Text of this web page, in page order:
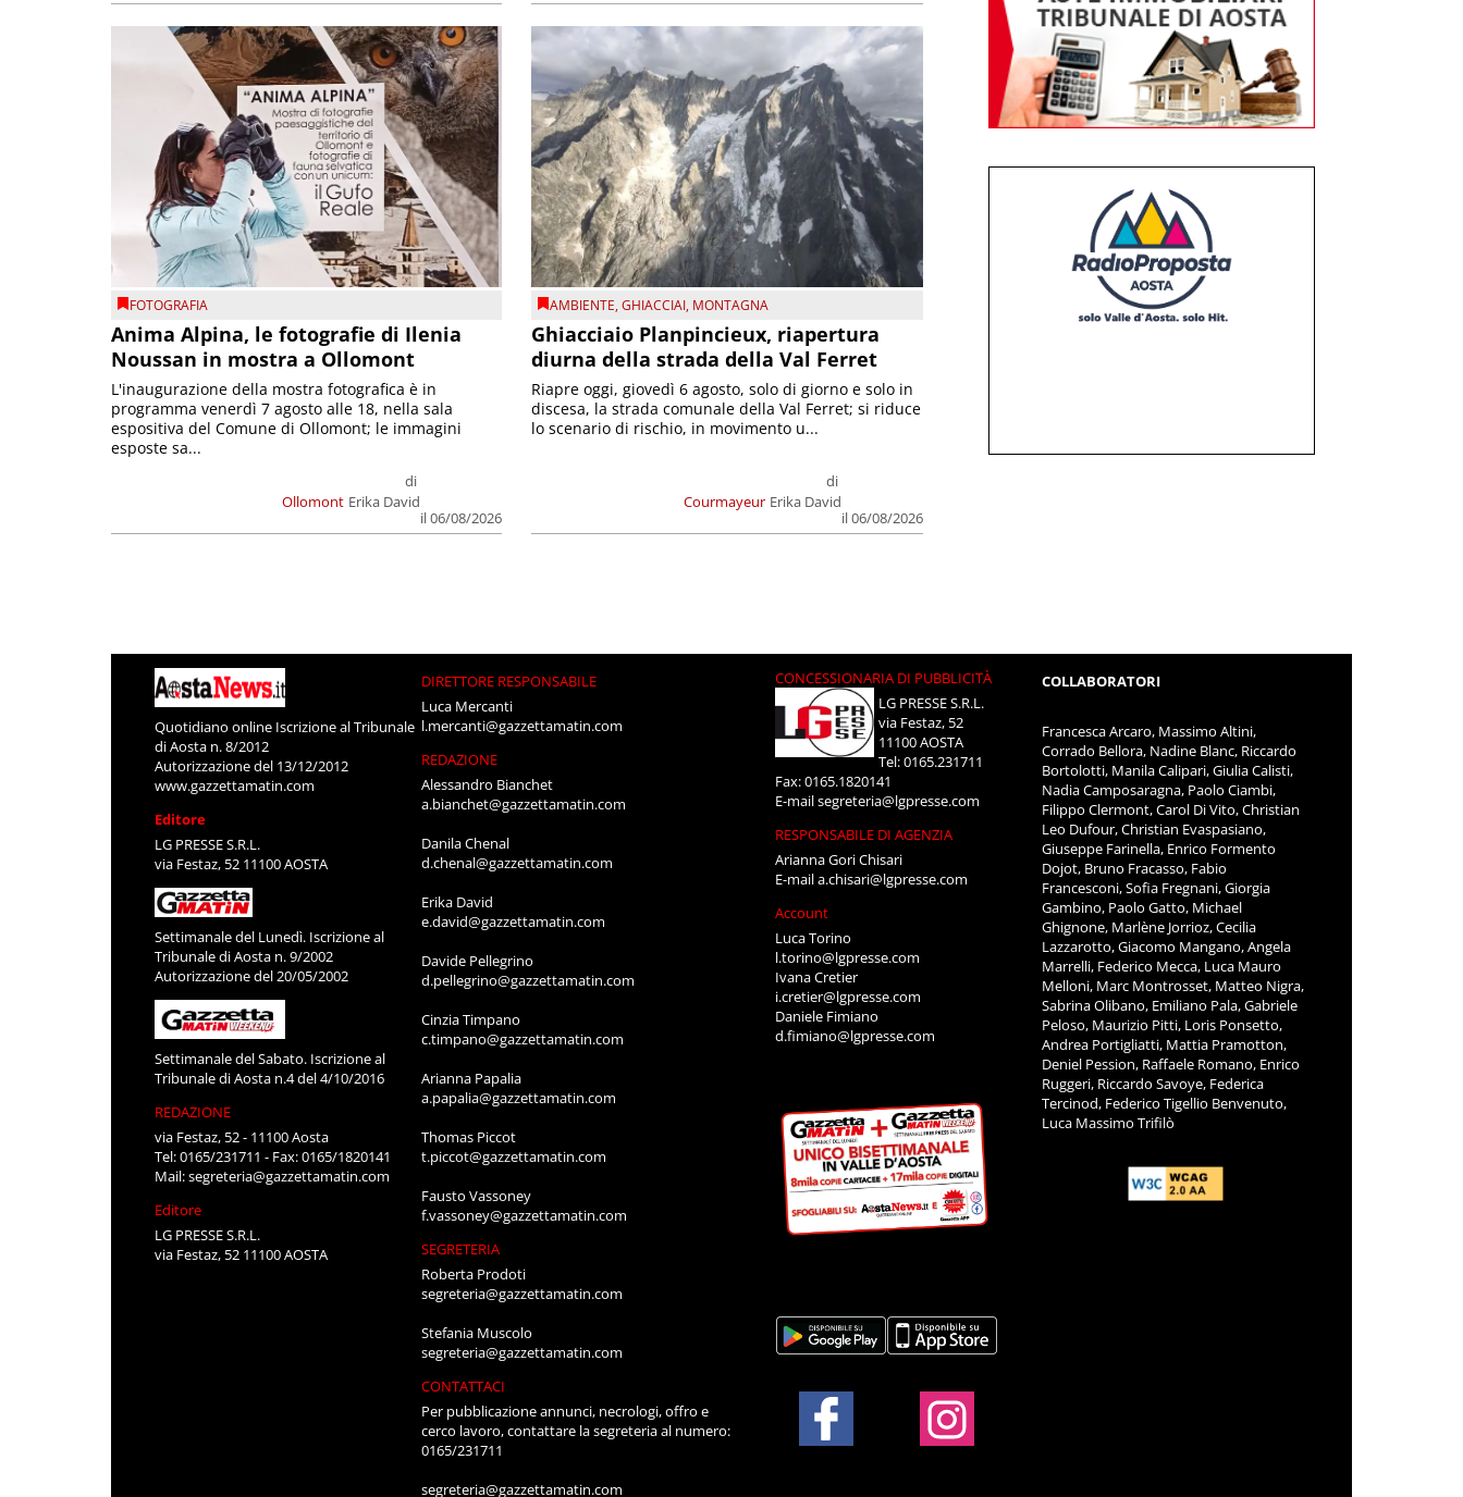
FOTOGRAFIA
Anima Alpina, le fotografie di Ilenia
Noussan in mostra a Ollomont
Ollomont
di
Erika David
il 06/08/2026
L'inaugurazione della mostra fotografica è in
programma venerdì 7 agosto alle 18, nella sala
espositiva del Comune di Ollomont; le immagini
esposte sa...
AMBIENTE,GHIACCIAI, MONTAGNA
Ghiacciaio Planpincieux, riapertura
diurna della strada della Val Ferret
Courmayeur
di
Erika David
il 06/08/2026
Riapre oggi, giovedì 6 agosto, solo di giorno e solo in
discesa, la strada comunale della Val Ferret; si riduce
lo scenario di rischio, in movimento u...
Quotidiano online Iscrizione al Tribunale
di Aosta n. 8/2012
Autorizzazione del 13/12/2012
www.gazzettamatin.com
Editore
LG PRESSE S.R.L.
via Festaz, 52 11100 AOSTA
Settimanale del Lunedì. Iscrizione al
Tribunale di Aosta n. 9/2002
Autorizzazione del 20/05/2002
Settimanale del Sabato. Iscrizione al
Tribunale di Aosta n.4 del 4/10/2016
REDAZIONE
via Festaz, 52 - 11100 Aosta
Tel: 0165/231711 - Fax: 0165/1820141
Mail:segreteria@gazzettamatin.com
Editore
LG PRESSE S.R.L.
via Festaz, 52 11100 AOSTA
DIRETTORE RESPONSABILE
Luca Mercanti
l.mercanti@gazzettamatin.com
REDAZIONE
Alessandro Bianchet
a.bianchet@gazzettamatin.com
Danila Chenal
d.chenal@gazzettamatin.com
Erika David
e.david@gazzettamatin.com
Davide Pellegrino
d.pellegrino@gazzettamatin.com
Cinzia Timpano
c.timpano@gazzettamatin.com
Arianna Papalia
a.papalia@gazzettamatin.com
Thomas Piccot
t.piccot@gazzettamatin.com
Fausto Vassoney
f.vassoney@gazzettamatin.com
SEGRETERIA
Roberta Prodoti
segreteria@gazzettamatin.com
Stefania Muscolo
segreteria@gazzettamatin.com
CONTATTACI
Per pubblicazione annunci, necrologi, offro e
cerco lavoro, contattare la segreteria al numero:
0165/231711
segreteria@gazzettamatin.com
CONCESSIONARIA DI PUBBLICITÀ
LG PRESSE S.R.L.
via Festaz, 52
11100 AOSTA
Tel: 0165.231711
Fax: 0165.1820141
E-mailsegreteria@lgpresse.com
RESPONSABILE DI AGENZIA
Arianna Gori Chisari
E-maila.chisari@lgpresse.com
Account
Luca Torino
l.torino@lgpresse.com
Ivana Cretier
i.cretier@lgpresse.com
Daniele Fimiano
d.fimiano@lgpresse.com
COLLABORATORI
Francesca Arcaro, Massimo Altini,
Corrado Bellora, Nadine Blanc, Riccardo
Bortolotti, Manila Calipari, Giulia Calisti,
Nadia Camposaragna, Paolo Ciambi,
Filippo Clermont, Carol Di Vito, Christian
Leo Dufour, Christian Evaspasiano,
Giuseppe Farinella, Enrico Formento
Dojot, Bruno Fracasso, Fabio
Francesconi, Sofia Fregnani, Giorgia
Gambino, Paolo Gatto, Michael
Ghignone, Marlène Jorrioz, Cecilia
Lazzarotto, Giacomo Mangano, Angela
Marrelli, Federico Mecca, Luca Mauro
Melloni, Marc Montrosset, Matteo Nigra,
Sabrina Olibano, Emiliano Pala, Gabriele
Peloso, Maurizio Pitti, Loris Ponsetto,
Andrea Portigliatti, Mattia Pramotton,
Deniel Pession, Raffaele Romano, Enrico
Ruggeri, Riccardo Savoye, Federica
Tercinod, Federico Tigellio Benvenuto,
Luca Massimo Trifilò